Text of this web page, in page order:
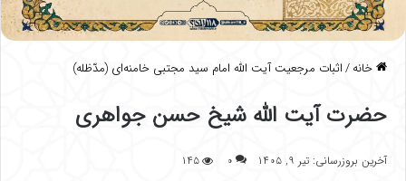
خانه/اثبات مرجعیت آیت الله امام سید مجتبی خامنه‌ای (مدّظله)
حضرت آیت الله شیخ حسن جواهری
آخرین بروزرسانی: تیر ۹, ۱۴۰۵ ۰ ۱۴۵